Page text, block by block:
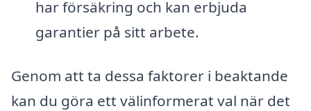
har försäkring och kan erbjuda
garantier på sitt arbete.
Genom att ta dessa faktorer i beaktande
kan du göra ett välinformerat val när det